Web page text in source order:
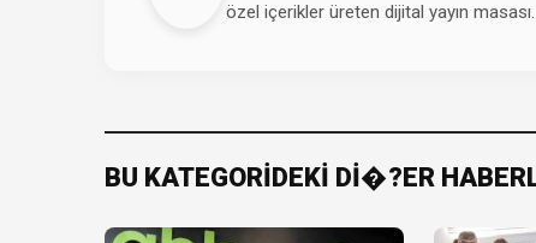
özel içerikler üreten dijital yayın masası.
BU KATEGORİDEKİ Dİ�?ER